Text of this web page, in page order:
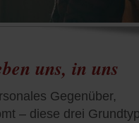
uns, in uns
Gegenüber,
– diese drei